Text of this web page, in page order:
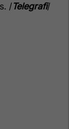
/Telegrafi/